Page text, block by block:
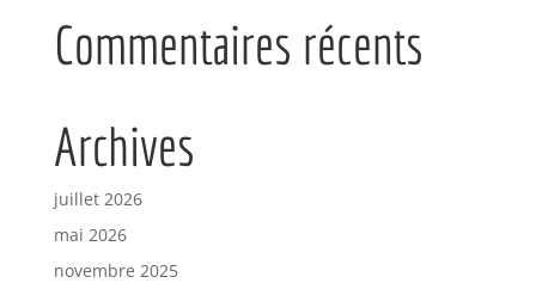
Commentaires récents
Archives
juillet 2026
mai 2026
novembre 2025